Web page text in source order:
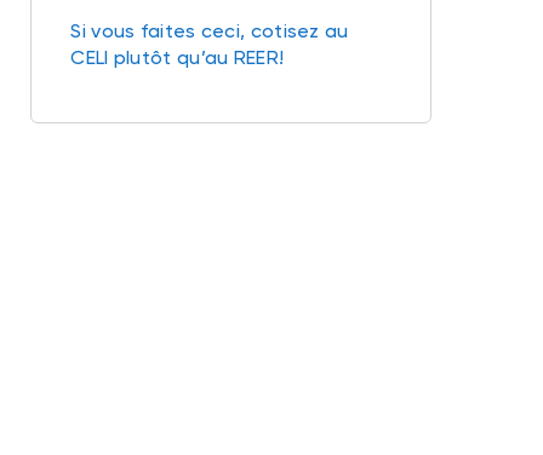
Si vous faites ceci, cotisez au
CELI plutôt qu’au REER!